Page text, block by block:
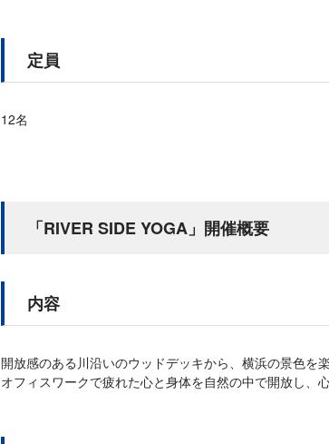
定員
12名
「RIVER SIDE YOGA」開催概要
内容
開放感のある川沿いのウッドデッキから、横浜の景色を
オフィスワークで疲れた心と身体を自然の中で開放し、